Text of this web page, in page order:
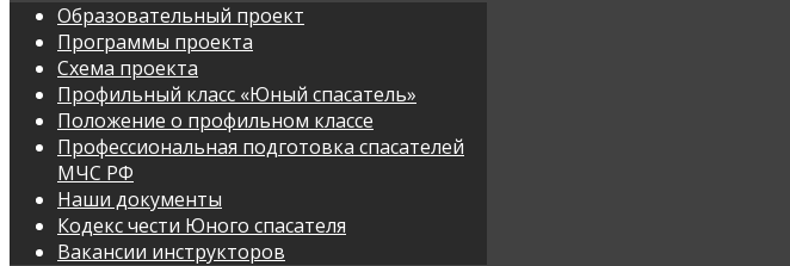
Образовательный проект
Программы проекта
Схема проекта
Профильный класс «Юный спасатель»
Положение о профильном классе
Профессиональная подготовка спасателей
МЧС РФ
Наши документы
Кодекс чести Юного спасателя
Вакансии инструкторов